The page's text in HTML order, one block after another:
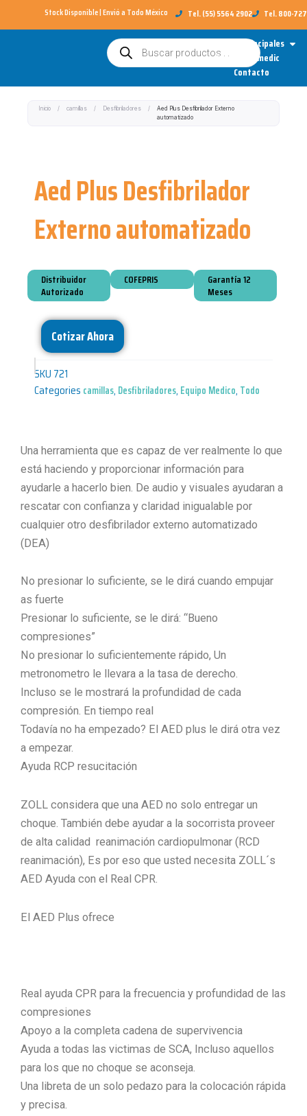
al
Stock Disponible | Envió a Todo México​ Tel. (55) 5564 2902 Tel. 800-
Búsqueda
de
productos
Categorías Principales
Sobre Redimedic
Contacto
Inicio / camillas / Desfibriladores /
Aed Plus Desfibrilador Externo
automatizado
Aed Plus Desfibrilador
Externo automatizado
Distribuidor
Autorizado
COFEPRIS
Garantía 12
Meses
Cotizar Ahora
SKU 721
Categories camillas, Desfibriladores, Equipo Medico, Todo
Una herramienta que es capaz de ver realmente lo que
está haciendo y proporcionar información para
ayudarle a hacerlo bien. De audio y visuales ayudaran a
rescatar con confianza y claridad inigualable por
cualquier otro desfibrilador externo automatizado
(DEA)
No presionar lo suficiente, se le dirá cuando empujar
as fuerte
Presionar lo suficiente, se le dirá: “Bueno
compresiones”
No presionar lo suficientemente rápido, Un
metronometro le llevara a la tasa de derecho.
Incluso se le mostrará la profundidad de cada
compresión. En tiempo real
Todavía no ha empezado? El AED plus le dirá otra vez
a empezar.
Ayuda RCP resucitación
ZOLL considera que una AED no solo entregar un
choque. También debe ayudar a la socorrista proveer
de alta calidad reanimación cardiopulmonar (RCD
reanimación), Es por eso que usted necesita ZOLL´s
AED Ayuda con el Real CPR.
El AED Plus ofrece
Real ayuda CPR para la frecuencia y profundidad de las
compresiones
Apoyo a la completa cadena de supervivencia
Ayuda a todas las victimas de SCA, Incluso aquellos
para los que no choque se aconseja.
Una libreta de un solo pedazo para la colocación rápida
y precisa.